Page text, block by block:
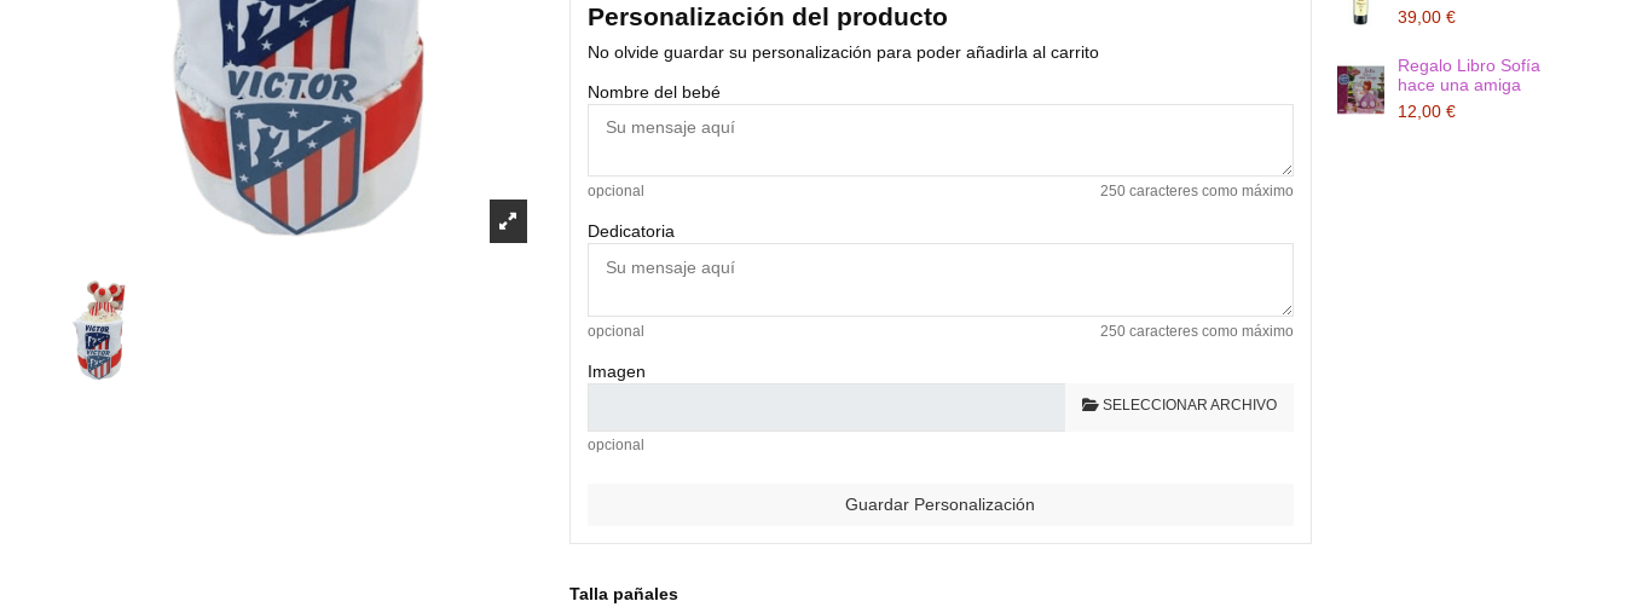
Personalización del producto
No olvide guardar su personalización para poder añadirla al carrito
Nombre del bebé
opcional 250 caracteres como máximo
Dedicatoria
opcional 250 caracteres como máximo
Imagen
SELECCIONAR ARCHIVO
opcional
Guardar Personalización
Talla pañales
39,00 €
Regalo Libro Sofía
hace una amiga
12,00 €